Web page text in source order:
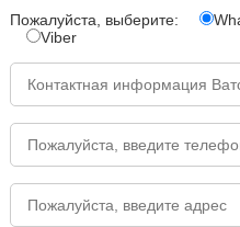
Пожалуйста, выберите:
Viber